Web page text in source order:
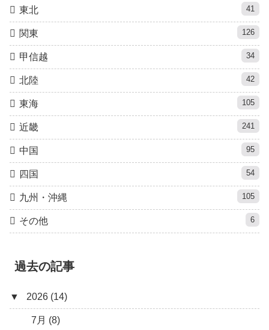
東北 41
関東 126
甲信越 34
北陸 42
東海 105
近畿 241
中国 95
四国 54
九州・沖縄 105
その他 6
過去の記事
▼ 2026 (14)
7月 (8)